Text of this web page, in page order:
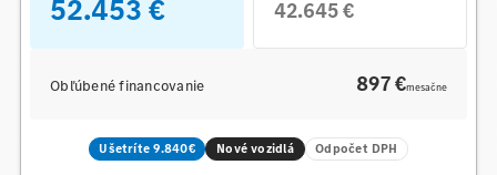
52.453 € 42.645 €
Obľúbené financovanie 897 €mesačne
Ušetríte 9.840€ Nové vozidlá Odpočet DPH